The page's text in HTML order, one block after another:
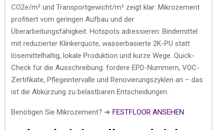
CO2e/m² und Transportgewicht/m² zeigt klar: Mikrozement
profitiert vom geringen Aufbau und der
Überarbeitungsfähigkeit. Hotspots adressieren: Bindemittel
mit reduzierter Klinkerquote, wasserbasierte 2K-PU statt
lösemittelhaltig, lokale Produktion und kurze Wege. Quick-
Check für die Ausschreibung: fordere EPD-Nummern, VOC-
Zertifikate, Pflegeintervalle und Renovierungszyklen an – das
ist die Abkürzung zu belastbaren Entscheidungen.
Benötigen Sie Mikrozement? ➔ FESTFLOOR ANSEHEN